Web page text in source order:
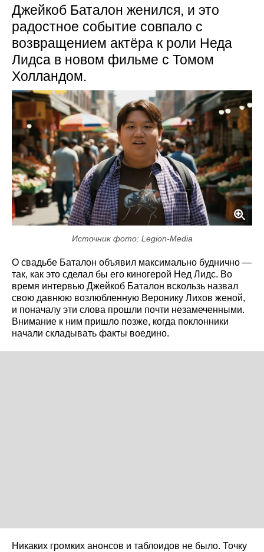
Джейкоб Баталон женился, и это
радостное событие совпало с
возвращением актёра к роли Неда
Лидса в новом фильме с Томом
Холландом.
Источник фото: Legion-Media
О свадьбе Баталон объявил максимально буднично —
так, как это сделал бы его киногерой Нед Лидс. Во
время интервью Джейкоб Баталон вскользь назвал
свою давнюю возлюбленную Веронику Лихов женой,
и поначалу эти слова прошли почти незамеченными.
Внимание к ним пришло позже, когда поклонники
начали складывать факты воедино.
Никаких громких анонсов и таблоидов не было. Точку